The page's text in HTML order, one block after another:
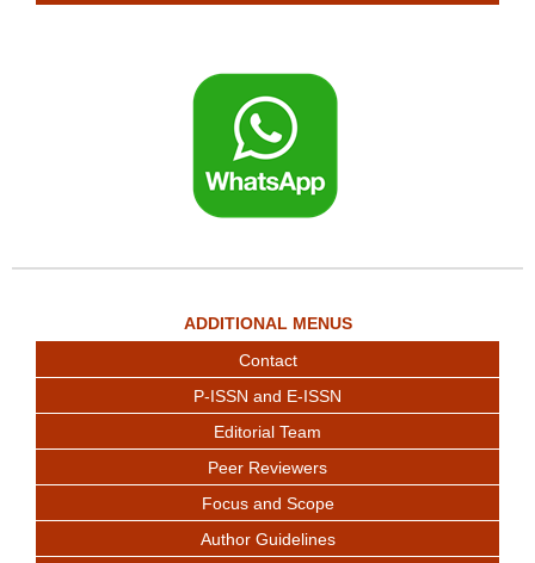
ADDITIONAL MENUS
Contact
P-ISSN and E-ISSN
Editorial Team
Peer Reviewers
Focus and Scope
Author Guidelines